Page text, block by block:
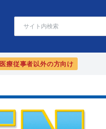
医療従事者以外の方向け